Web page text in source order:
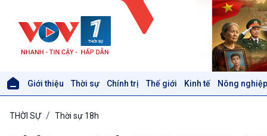
Giới thiệu Thời sự Chính trị Thế giới Kinh tế Nông
THỜI SỰ Thời sự 18h